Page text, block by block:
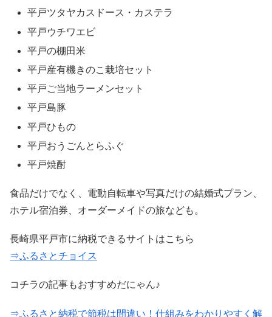
平戸ツタヤカスドース・カステラ
平戸ウチワエビ
平戸の棚田米
平戸産有機きのこ栽培セット
平戸ご当地ラーメンセット
平戸島豚
平戸ひもの
平戸おうごんとらふぐ
平戸焼酎
食品だけでなく、電動自転車や写真だけの結婚式プラン、
ホテル宿泊券、オーダーメイドの旅なども。
長崎県平戸市に納税できるサイトはこちら
⇒ふるさとチョイス
コチラの記事もおすすめだにゃん♪
⇒ふるさと納税で節税は間違い！仕組みをわかりやすく解